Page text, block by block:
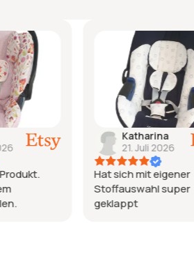
Katharina
21. Juli 2026
mit eigener
super
15.
Ich bin
liebe den
schöne
wurde